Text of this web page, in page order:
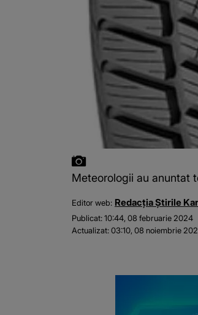
Meteorologii au anuntat
Editor web: Redacția Știrile
Publicat:10:44, 08 februarie 2024
Actualizat:03:10, 08 noiembrie